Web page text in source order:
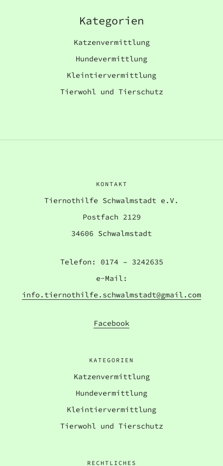
Kategorien
Katzenvermittlung
Hundevermittlung
Kleintiervermittlung
Tierwohl und Tierschutz
KONTAKT
Tiernothilfe Schwalmstadt e.V.
Postfach 2129
34606 Schwalmstadt
Telefon: 0174 – 3242635
e-Mail:
info.tiernothilfe.schwalmstadt@gmail.com
Facebook
KATEGORIEN
Katzenvermittlung
Hundevermittlung
Kleintiervermittlung
Tierwohl und Tierschutz
RECHTLICHES